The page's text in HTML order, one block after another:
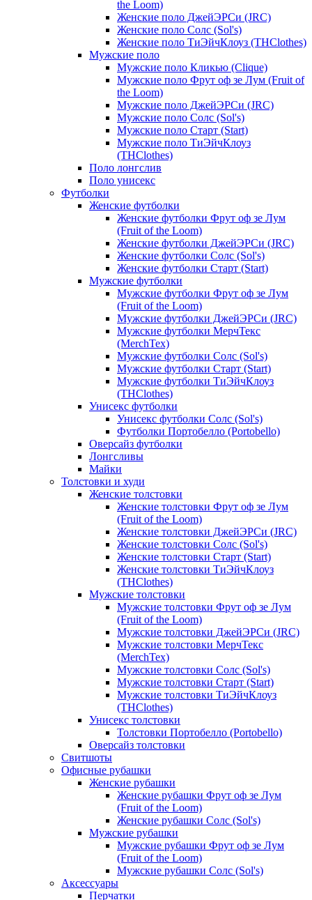
the Loom)
Женские поло ДжейЭРСи (JRC)
Женские поло Солс (Sol's)
Женские поло ТиЭйчКлоуз (THClothes)
Мужские поло
Мужские поло Кликью (Clique)
Мужские поло Фрут оф зе Лум (Fruit of
the Loom)
Мужские поло ДжейЭРСи (JRC)
Мужские поло Солс (Sol's)
Мужские поло Старт (Start)
Мужские поло ТиЭйчКлоуз
(THClothes)
Поло лонгслив
Поло унисекс
Футболки
Женские футболки
Женские футболки Фрут оф зе Лум
(Fruit of the Loom)
Женские футболки ДжейЭРСи (JRC)
Женские футболки Солс (Sol's)
Женские футболки Старт (Start)
Мужские футболки
Мужские футболки Фрут оф зе Лум
(Fruit of the Loom)
Мужские футболки ДжейЭРСи (JRC)
Мужские футболки МерчТекс
(MerchTex)
Мужские футболки Солс (Sol's)
Мужские футболки Старт (Start)
Мужские футболки ТиЭйчКлоуз
(THClothes)
Унисекс футболки
Унисекс футболки Солс (Sol's)
Футболки Портобелло (Portobello)
Оверсайз футболки
Лонгсливы
Майки
Толстовки и худи
Женские толстовки
Женские толстовки Фрут оф зе Лум
(Fruit of the Loom)
Женские толстовки ДжейЭРСи (JRC)
Женские толстовки Солс (Sol's)
Женские толстовки Старт (Start)
Женские толстовки ТиЭйчКлоуз
(THClothes)
Мужские толстовки
Мужские толстовки Фрут оф зе Лум
(Fruit of the Loom)
Мужские толстовки ДжейЭРСи (JRC)
Мужские толстовки МерчТекс
(MerchTex)
Мужские толстовки Солс (Sol's)
Мужские толстовки Старт (Start)
Мужские толстовки ТиЭйчКлоуз
(THClothes)
Унисекс толстовки
Толстовки Портобелло (Portobello)
Оверсайз толстовки
Свитшоты
Офисные рубашки
Женские рубашки
Женские рубашки Фрут оф зе Лум
(Fruit of the Loom)
Женские рубашки Солс (Sol's)
Мужские рубашки
Мужские рубашки Фрут оф зе Лум
(Fruit of the Loom)
Мужские рубашки Солс (Sol's)
Аксессуары
Перчатки